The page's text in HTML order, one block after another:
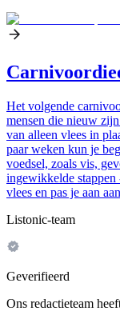
Het volgende
mensen die nieuw
van alleen vlees in
paar weken kun je
voedsel, zoals vis,
ingewikkelde stappen
vlees en pas je aan
Listonic-team
Geverifieerd
Ons redactieteam